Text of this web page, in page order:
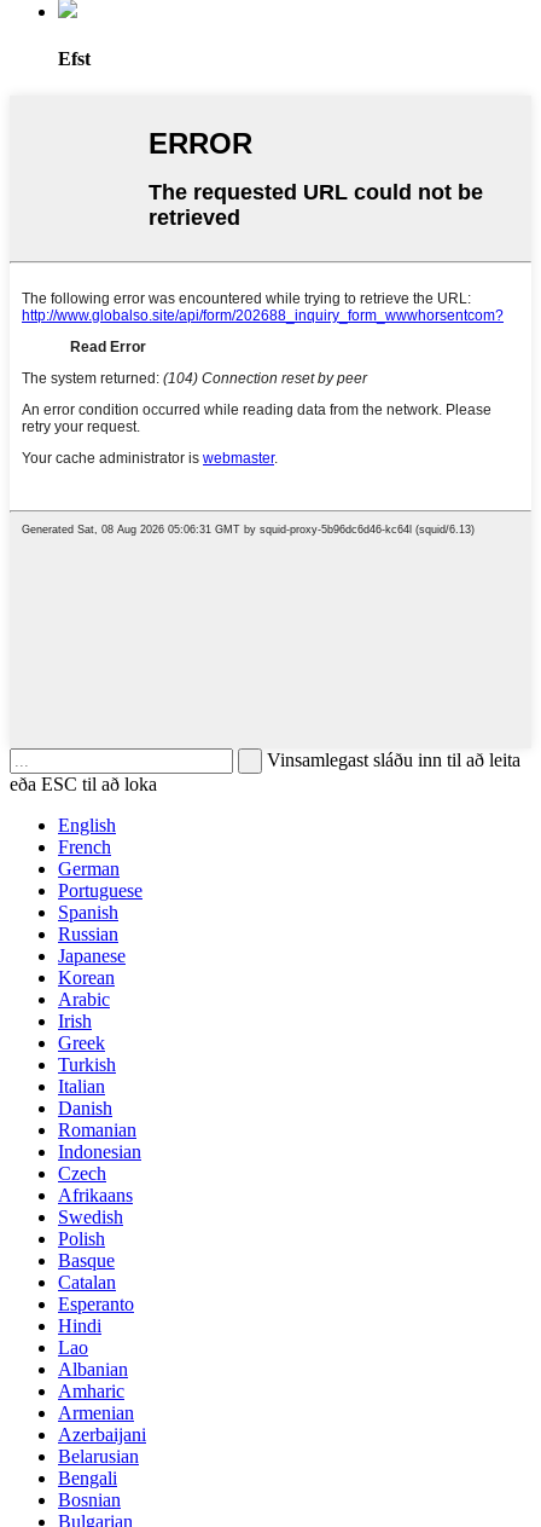
Efst
Vinsamlegast sláðu inn til að leita
eða ESC til að loka
English
French
German
Portuguese
Spanish
Russian
Japanese
Korean
Arabic
Irish
Greek
Turkish
Italian
Danish
Romanian
Indonesian
Czech
Afrikaans
Swedish
Polish
Basque
Catalan
Esperanto
Hindi
Lao
Albanian
Amharic
Armenian
Azerbaijani
Belarusian
Bengali
Bosnian
Bulgarian